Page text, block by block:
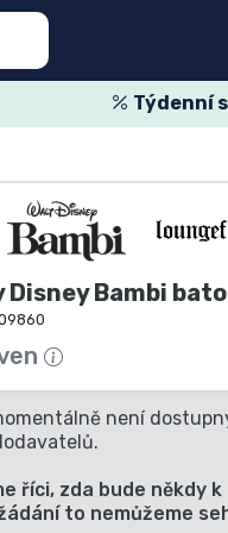
Týdenní
Disney Bambi
není
říci, zda bude někdy
to nemůžeme